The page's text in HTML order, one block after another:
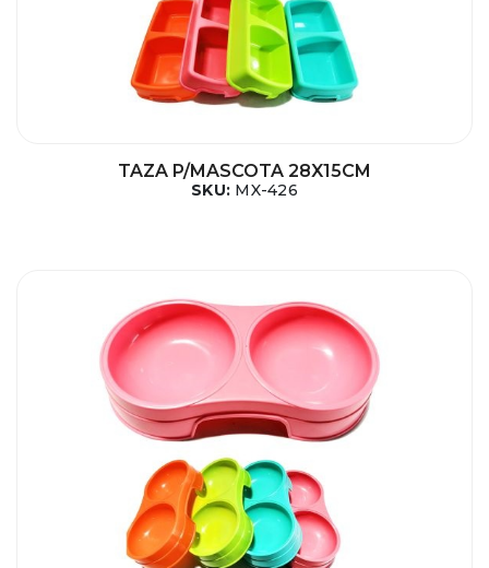
TAZA P/MASCOTA 28X15CM
SKU: MX-426